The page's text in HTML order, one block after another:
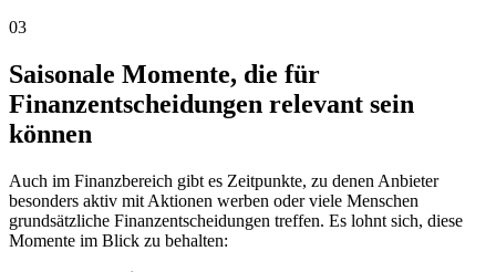
03
Saisonale Momente, die für
Finanzentscheidungen relevant sein
können
Auch im Finanzbereich gibt es Zeitpunkte, zu denen Anbieter
besonders aktiv mit Aktionen werben oder viele Menschen
grundsätzliche Finanzentscheidungen treffen. Es lohnt sich, diese
Momente im Blick zu behalten: